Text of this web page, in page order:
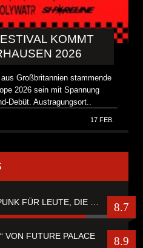
KOMMT
2026
Großbritannien stammende
2026 sein mit Spannung
Debüt. Austragungsort..
17 FEB.
8.7
VON FUTURE PALACE 8.9